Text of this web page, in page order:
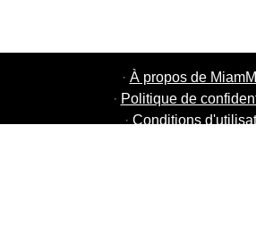
· À propos de
· Politique de
· Conditions